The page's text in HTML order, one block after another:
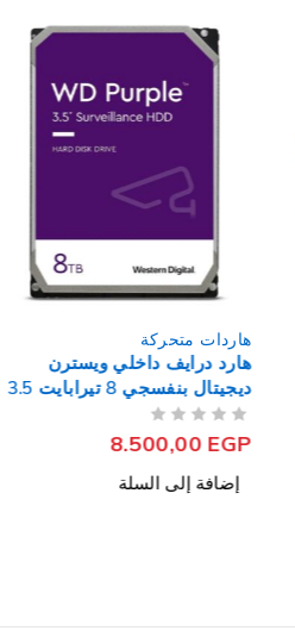
هاردات متحركة
هارد درايف داخلي ويسترن
ديجيتال بنفسجي 8 تيرابايت 3.5
8.500,00
إضافة إلى السلة